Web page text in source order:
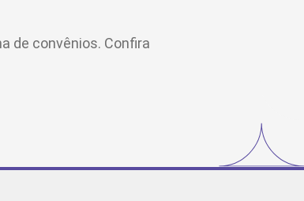
de convênios. Confira